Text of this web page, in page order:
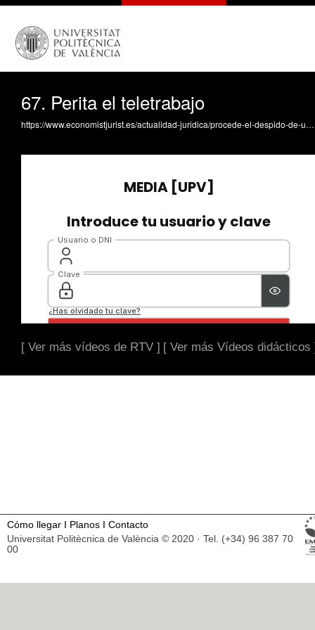
67. Perita el teletrabajo
https://www.economistjurist.es/actualidad-juridica/procede-el-despido-de-un-teletrabajador-el-perito-informatico-corrobora-su-bajo-rendimiento/ Procede el despido de un teletrabajador: el perito informático corrobora su bajo rendimiento AEPD: https://www.aepd.es/prensa-y-comunicacion/blog/teletrabajo-y-pd-en-el-ambito-digital Teletrabajo y protección de datos en el ámbito digital
[ Ver más vídeos de RTV ] [ Ver más Vídeos didácticos
Cómo llegar I Planos I Contacto
Universitat Politècnica de València © 2020 · Tel. (+34) 96 387 70
00